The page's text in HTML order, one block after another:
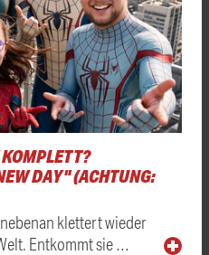
DAY" (ACHTUNG:
klettert wieder
Entkommt sie …